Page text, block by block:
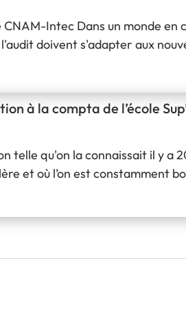
Intec Dans un monde en
doivent s'adapter aux
la compta de l’école
qu'on la connaissait il y a
et où l’on est constamment
telles que rester